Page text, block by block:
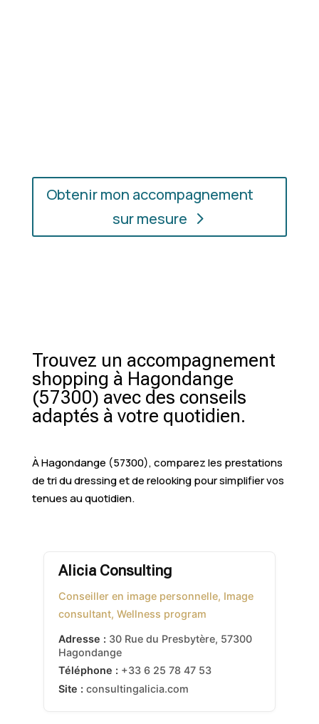
Obtenir mon accompagnement
sur mesure
Trouvez un accompagnement
shopping à Hagondange
(57300) avec des conseils
adaptés à votre quotidien.
À Hagondange (57300), comparez les prestations
de tri du dressing et de relooking pour simplifier vos
tenues au quotidien.
Alicia Consulting
Conseiller en image personnelle, Image
consultant, Wellness program
Adresse : 30 Rue du Presbytère, 57300
Hagondange
Téléphone : +33 6 25 78 47 53
Site : consultingalicia.com